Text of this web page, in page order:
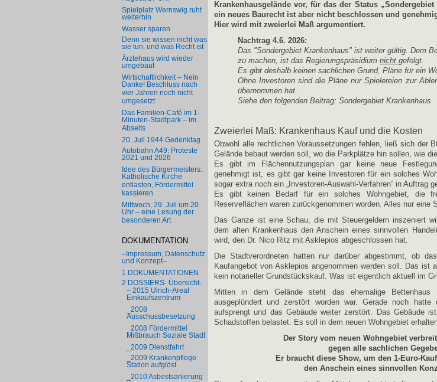
Spielplatz Wernswig ruht
weiterhin
Wasser sparen
Denn sie wissen nicht was
sie tun, und was Recht ist
Ärztehaus wird wieder
umgebaut
Wirtschaftlichkeit – Nein
Danke! Beschluss nach
vier Jahren noch nicht
umgesetzt
Das Familien-Café im 1-
Minuten-Stadtpark – im
Abseits
20. Juli 1944 Gedenktag
Autobahn A49: Proteste
2021 und 2026
Idee des Bürgermeisters:
Katholische Kirche
entlasten, Fördermittel
kassieren
Mittwoch, 29. Juli um 20
Uhr – eine Lesung der
besonderen Art
DOKUMENTATION
–Impressum, Datenschutz
und Konzept–
1 DOKUMENTATIONEN
2 DOSSIERS- Übersicht-
– 2015 Ulrich-Areal
Einkaufszentrum
_2008
Ausschussbesetzung
_2008 Fördermittel
Mißbrauch Soziale Stadt
_2009 Dienstfahrt
_2009 Krankenpflege
Station aufglöst
_2010 Asbestsanierung
Krankenhausgelände vor, für das der Status
ein neues Baurecht ist aber nicht beschlossen und
Hier wird mit zweierlei Maß argumentiert.
Nachtrag 4.6. 2026:
Das "Sondergebiet Krankenhaus" ist weiter gültig. Dem
zu machen, ist das Regierungspräsidium nicht gefolgt.
Es gibt deshalb keinen sachlichen Grund, Pläne für ein
Ohne Investoren sind die Pläne nur Spielereien zur
übernommen hat.
Siehe den folgenden Beitrag: Sondergebiet Krankenhaus
Zweierlei Maß: Krankenhaus Kauf und die Kosten
Obwohl alle rechtlichen Voraussetzungen fehlen, ließ sich der
Gelände bebaut werden soll, wo die Parkplätze hin sollen, wie
Es gibt im Flächennutzungsplan gar keine neue
genehmigt ist, es gibt gar keine Investoren für ein solches
sogar extra noch ein „Investoren-Auswahl-Verfahren“ in Auftrag
Es gibt keinen Bedarf für ein solches Wohngebiet, die
Reserveflächen waren zurückgenommen worden. Alles nur eine
Das Ganze ist eine Schau, die mit Steuergeldern inszeniert
dem alten Krankenhaus den Anschein eines sinnvollen
wird, den Dr. Nico Ritz mit Asklepios abgeschlossen hat.
Die Stadtverordneten hatten nur darüber abgestimmt, ob
Kaufangebot von Asklepios angenommen werden soll. Das ist
kein notarieller Grundstückskauf. Was ist eigentlich aktuell im
Mitten in dem Gelände steht das ehemalige Bettenhaus
ausgeplündert und zerstört worden war. Gerade noch
aufsprengt und das Gebäude weiter zerstört. Das Gebäude
Schadstoffen belastet. Es soll in dem neuen Wohngebiet
Der Story vom neuen Wohngebiet
gegen alle sachlichen
Er braucht diese Show, um den 1-Euro-
den Anschein eines sinnvollen